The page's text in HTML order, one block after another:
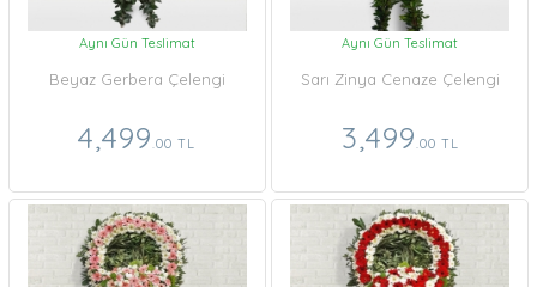
Aynı Gün Teslimat
Beyaz Gerbera Çelengi
4,499.00 TL
Aynı Gün Teslimat
Sarı Zinya Cenaze Çelengi
3,499.00 TL